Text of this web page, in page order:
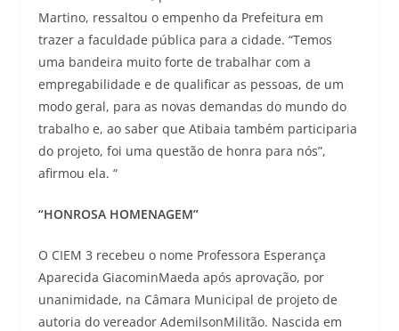
Martino, ressaltou o empenho da Prefeitura em
trazer a faculdade pública para a cidade. “Temos
uma bandeira muito forte de trabalhar com a
empregabilidade e de qualificar as pessoas, de um
modo geral, para as novas demandas do mundo do
trabalho e, ao saber que Atibaia também participaria
do projeto, foi uma questão de honra para nós”,
afirmou ela. “
“HONROSA HOMENAGEM”
O CIEM 3 recebeu o nome Professora Esperança
Aparecida GiacominMaeda após aprovação, por
unanimidade, na Câmara Municipal de projeto de
autoria do vereador AdemilsonMilitão. Nascida em